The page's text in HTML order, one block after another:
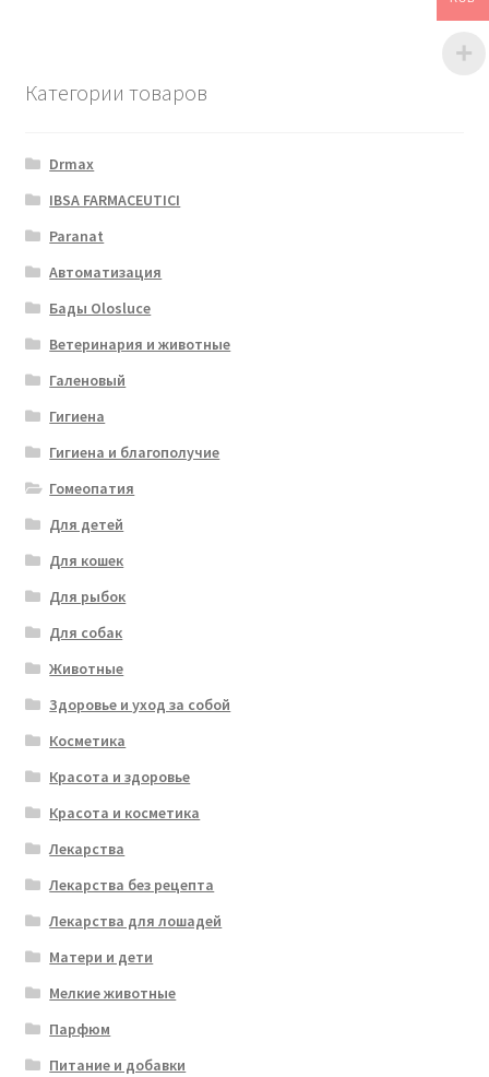
Категории товаров
Drmax
IBSA FARMACEUTICI
Paranat
Автоматизация
Бады Olosluce
Ветеринария и животные
Галеновый
Гигиена
Гигиена и благополучие
Гомеопатия
Для детей
Для кошек
Для рыбок
Для собак
Животные
Здоровье и уход за собой
Косметика
Красота и здоровье
Красота и косметика
Лекарства
Лекарства без рецепта
Лекарства для лошадей
Матери и дети
Мелкие животные
Парфюм
Питание и добавки